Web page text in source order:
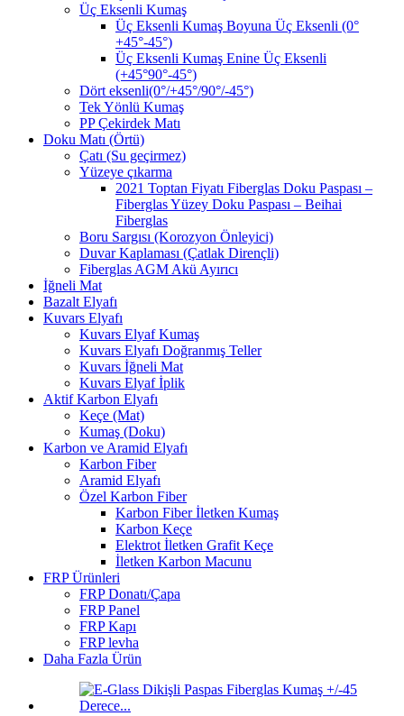
Üç Eksenli Kumaş
Üç Eksenli Kumaş Boyuna Üç Eksenli (0°
+45°-45°)
Üç Eksenli Kumaş Enine Üç Eksenli
(+45°90°-45°)
Dört eksenli(0°/+45°/90°/-45°)
Tek Yönlü Kumaş
PP Çekirdek Matı
Doku Matı (Örtü)
Çatı (Su geçirmez)
Yüzeye çıkarma
2021 Toptan Fiyatı Fiberglas Doku Paspası –
Fiberglas Yüzey Doku Paspası – Beihai
Fiberglas
Boru Sargısı (Korozyon Önleyici)
Duvar Kaplaması (Çatlak Dirençli)
Fiberglas AGM Akü Ayırıcı
İğneli Mat
Bazalt Elyafı
Kuvars Elyafı
Kuvars Elyaf Kumaş
Kuvars Elyafı Doğranmış Teller
Kuvars İğneli Mat
Kuvars Elyaf İplik
Aktif Karbon Elyafı
Keçe (Mat)
Kumaş (Doku)
Karbon ve Aramid Elyafı
Karbon Fiber
Aramid Elyafı
Özel Karbon Fiber
Karbon Fiber İletken Kumaş
Karbon Keçe
Elektrot İletken Grafit Keçe
İletken Karbon Macunu
FRP Ürünleri
FRP Donatı/Çapa
FRP Panel
FRP Kapı
FRP levha
Daha Fazla Ürün